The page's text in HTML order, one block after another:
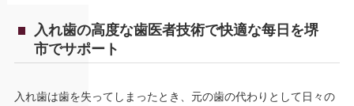
入れ歯の高度な歯医者技術で快適な每日を堺
市でサポート
入れ歯は歯を失ってしまったとき、元の歯の代わりとして日々の